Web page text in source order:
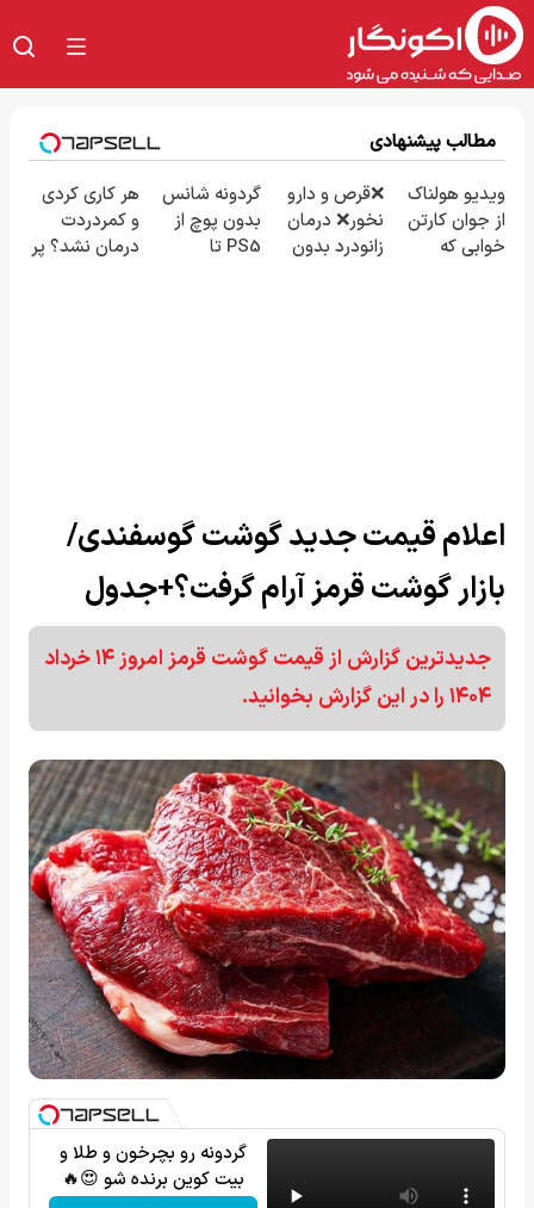
مطالب پیشنهادی
ویدیو هولناک
از جوان کارتن
خوابی که
❌قرص‌ و دارو
نخور❌ درمان
زانودرد بدون
گردونه شانس
بدون پوچ از
PS5 تا
هر کاری کردی
و کمردردت
درمان نشد؟ پر
اعلام قیمت جدید گوشت گوسفندی/
بازار گوشت قرمز آرام گرفت؟+جدول
جدیدترین گزارش از قیمت گوشت قرمز امروز ۱۴ خرداد
۱۴۰۴ را در این گزارش بخوانید.
گردونه رو بچرخون و طلا و
بیت کوین برنده شو 😍🔥